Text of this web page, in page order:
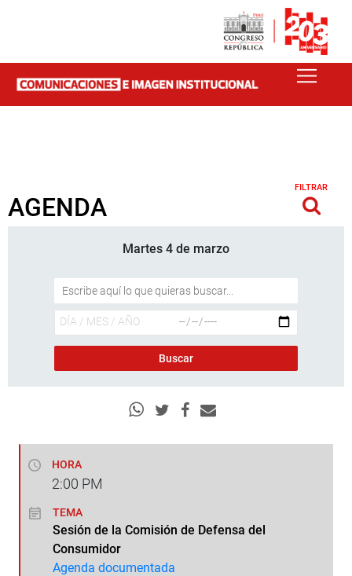
AGENDA
FILTRAR
Martes 4 de marzo
HORA
2:00 PM
TEMA
Sesión de la Comisión de Defensa del
Consumidor
Agenda documentada